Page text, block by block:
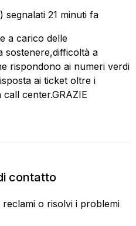
segnalati 21 minuti fa
a carico delle
sostenere,difficoltà a
rispondono ai numeri verdi
ai ticket oltre i
center.GRAZIE
contatto
o risolvi i problemi